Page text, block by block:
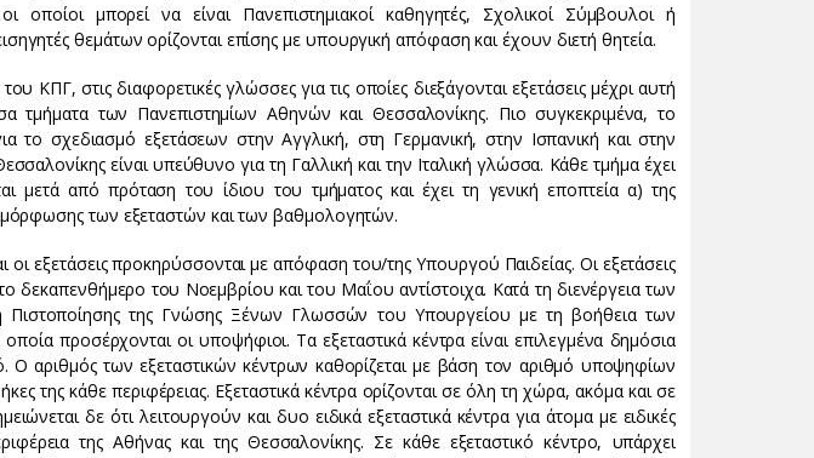
οποίοι μπορεί να είναι Πανεπιστημιακοί καθηγητές, Σχολικοί Σύμβουλοι ή
θεμάτων ορίζονται επίσης με υπουργική απόφαση και έχουν διετή θητεία.
ΚΠΓ, στις διαφορετικές γλώσσες για τις οποίες διεξάγονται εξετάσεις μέχρι αυτή
τμήματα των Πανεπιστημίων Αθηνών και Θεσσαλονίκης. Πιο συγκεκριμένα, το
το σχεδιασμό εξετάσεων στην Αγγλική, στη Γερμανική, στην Ισπανική και στην
είναι υπεύθυνο για τη Γαλλική και την Ιταλική γλώσσα. Κάθε τμήμα έχει
μετά από πρόταση του ίδιου του τμήματος και έχει τη γενική εποπτεία α) της
των εξεταστών και των βαθμολογητών.
οι εξετάσεις προκηρύσσονται με απόφαση του/της Υπουργού Παιδείας. Οι εξετάσεις
δεκαπενθήμερο του Νοεμβρίου και του Μαΐου αντίστοιχα. Κατά τη διενέργεια των
Πιστοποίησης της Γνώσης Ξένων Γλωσσών του Υπουργείου με τη βοήθεια των
προσέρχονται οι υποψήφιοι. Τα εξεταστικά κέντρα είναι επιλεγμένα δημόσια
Ο αριθμός των εξεταστικών κέντρων καθορίζεται με βάση τον αριθμό υποψηφίων
της κάθε περιφέρειας. Εξεταστικά κέντρα ορίζονται σε όλη τη χώρα, ακόμα και σε
δε ότι λειτουργούν και δυο ειδικά εξεταστικά κέντρα για άτομα με ειδικές
της Αθήνας και της Θεσσαλονίκης. Σε κάθε εξεταστικό κέντρο, υπάρχει